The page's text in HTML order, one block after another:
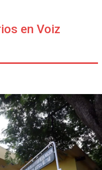
en Voiz